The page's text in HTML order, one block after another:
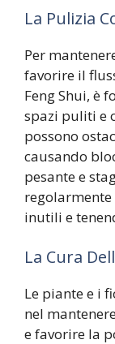
La Pulizia
Per
favorire il
Feng Shui, è
spazi puliti e
possono
causando
pesante e
inutili e
La Cura
Le piante e i
nel
e favorire la